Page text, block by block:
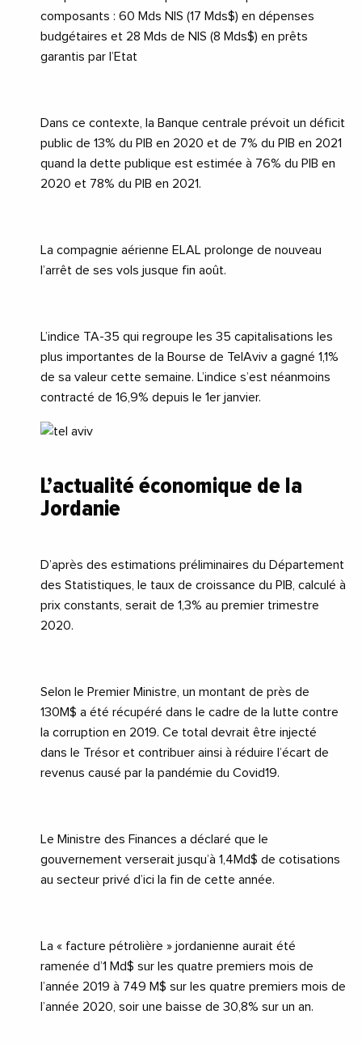
composants : 60 Mds NIS (17 Mds$) en dépenses
budgétaires et 28 Mds de NIS (8 Mds$) en prêts
garantis par l’Etat
Dans ce contexte, la Banque centrale prévoit un déficit
public de 13% du PIB en 2020 et de 7% du PIB en 2021
quand la dette publique est estimée à 76% du PIB en
2020 et 78% du PIB en 2021.
La compagnie aérienne ELAL prolonge de nouveau
l’arrêt de ses vols jusque fin août.
L’indice TA-35 qui regroupe les 35 capitalisations les
plus importantes de la Bourse de TelAviv a gagné 1,1%
de sa valeur cette semaine. L’indice s’est néanmoins
contracté de 16,9% depuis le 1er janvier.
L’actualité économique de la
Jordanie
D’après des estimations préliminaires du Département
des Statistiques, le taux de croissance du PIB, calculé à
prix constants, serait de 1,3% au premier trimestre
2020.
Selon le Premier Ministre, un montant de près de
130M$ a été récupéré dans le cadre de la lutte contre
la corruption en 2019. Ce total devrait être injecté
dans le Trésor et contribuer ainsi à réduire l’écart de
revenus causé par la pandémie du Covid19.
Le Ministre des Finances a déclaré que le
gouvernement verserait jusqu’à 1,4Md$ de cotisations
au secteur privé d’ici la fin de cette année.
La « facture pétrolière » jordanienne aurait été
ramenée d’1 Md$ sur les quatre premiers mois de
l’année 2019 à 749 M$ sur les quatre premiers mois de
l’année 2020, soir une baisse de 30,8% sur un an.